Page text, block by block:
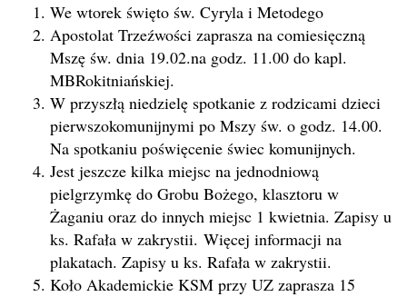
We wtorek święto św. Cyryla i Metodego
Apostolat Trzeźwości zaprasza na comiesięczną
Mszę św. dnia 19.02.na godz. 11.00 do kapl.
MBRokitniańskiej.
W przyszłą niedzielę spotkanie z rodzicami dzieci
pierwszokomunijnymi po Mszy św. o godz. 14.00.
Na spotkaniu poświęcenie świec komunijnych.
Jest jeszcze kilka miejsc na jednodniową
pielgrzymkę do Grobu Bożego, klasztoru w
Żaganiu oraz do innych miejsc 1 kwietnia. Zapisy u
ks. Rafała w zakrystii. Więcej informacji na
plakatach. Zapisy u ks. Rafała w zakrystii.
Koło Akademickie KSM przy UZ zaprasza 15